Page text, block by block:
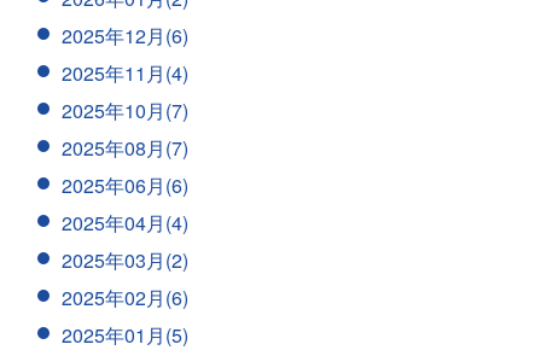
2025年12月(6)
2025年11月(4)
2025年10月(7)
2025年08月(7)
2025年06月(6)
2025年04月(4)
2025年03月(2)
2025年02月(6)
2025年01月(5)